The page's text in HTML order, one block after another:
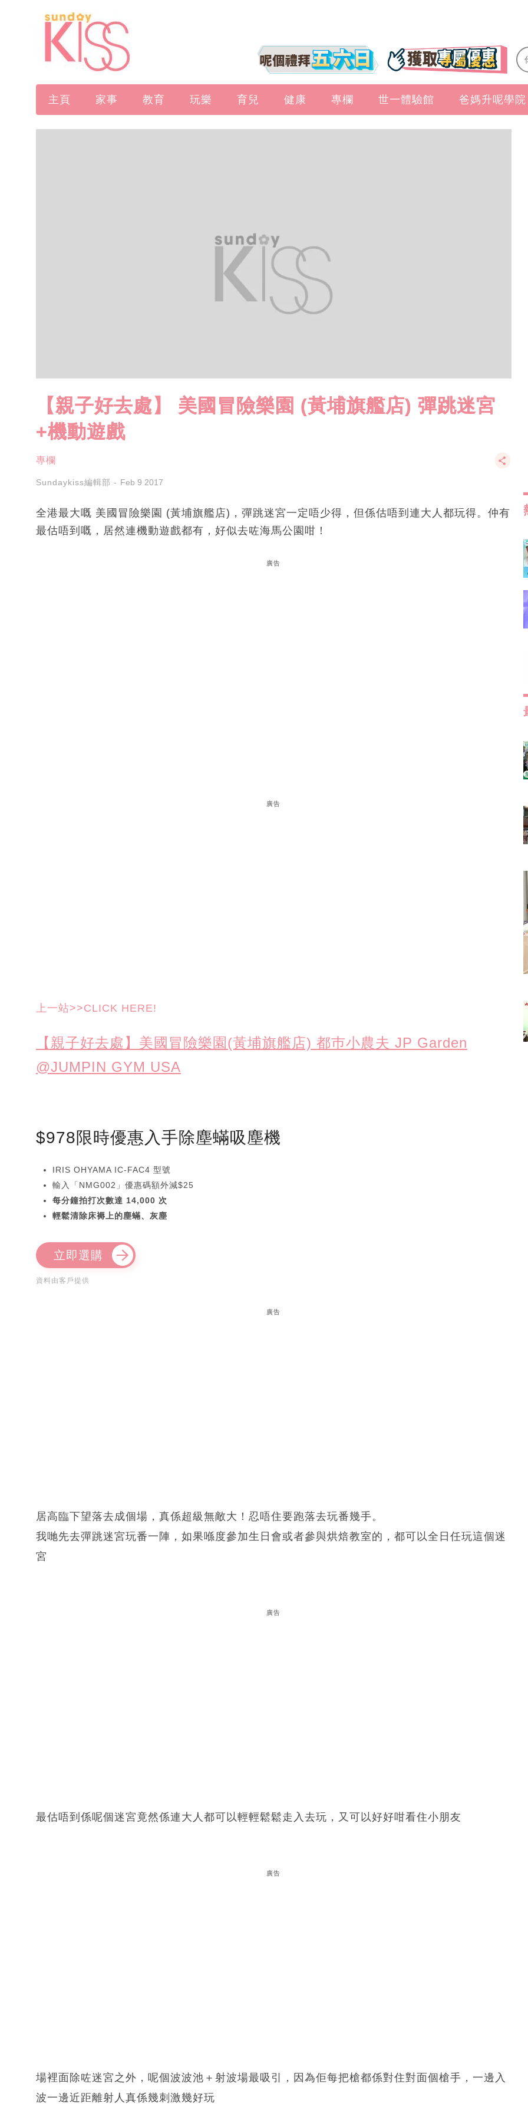
主頁 家事 教育 玩樂 育兒 健康 專欄 世一體驗館 爸媽升呢學院
【親子好去處】 美國冒險樂園 (黃埔旗艦店) 彈跳迷宮
+機動遊戲
專欄
Sundaykiss編輯部 Feb 9 2017
全港最大嘅 美國冒險樂園 (黃埔旗艦店)，彈跳迷宮一定唔少得，但係估唔到連大人都玩得。仲有
最估唔到嘅，居然連機動遊戲都有，好似去咗海馬公園咁！
廣告
廣告
上一站>>CLICK HERE!
【親子好去處】美國冒險樂園(黃埔旗艦店) 都巿小農夫 JP Garden
@JUMPIN GYM USA
$978限時優惠入手除塵蟎吸塵機
IRIS OHYAMA IC-FAC4 型號
輸入「NMG002」優惠碼額外減$25
每分鐘拍打次數達 14,000 次
輕鬆清除床褥上的塵蟎、灰塵
立即選購
資料由客戶提供
廣告
居高臨下望落去成個場，真係超級無敵大！忍唔住要跑落去玩番幾手。
我哋先去彈跳迷宮玩番一陣，如果喺度參加生日會或者參與烘焙教室的，都可以全日任玩這個迷
宮
廣告
最估唔到係呢個迷宮竟然係連大人都可以輕輕鬆鬆走入去玩，又可以好好咁看住小朋友
廣告
場裡面除咗迷宮之外，呢個波波池＋射波場最吸引，因為佢每把槍都係對住對面個槍手，一邊入
波一邊近距離射人真係幾刺激幾好玩